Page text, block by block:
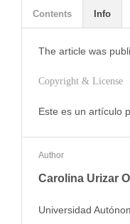
The article was
Copyright & License
Este es un artículo
Author
Carolina Urizar
Universidad
Contents Info